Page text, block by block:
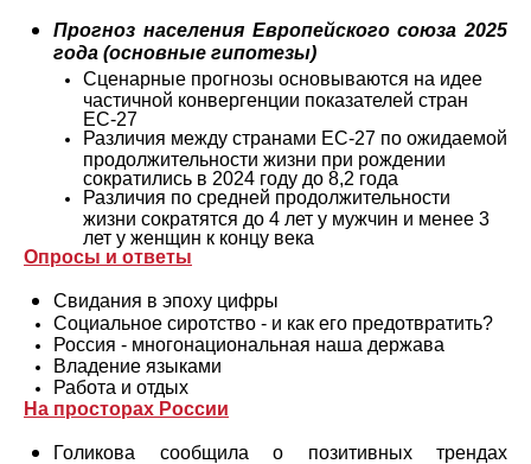
Прогноз населения Европейского союза 2025
года (основные гипотезы)
Сценарные прогнозы основываются на идее
частичной конвергенции показателей стран
ЕС-27
Различия между странами ЕС-27 по ожидаемой
продолжительности жизни при рождении
сократились в 2024 году до 8,2 года
Различия по средней продолжительности
жизни сократятся до 4 лет у мужчин и менее 3
лет у женщин к концу века
Опросы и ответы
Свидания в эпоху цифры
Социальное сиротство - и как его предотвратить?
Россия - многонациональная наша держава
Владение языками
Работа и отдых
На просторах России
Голикова сообщила о позитивных трендах